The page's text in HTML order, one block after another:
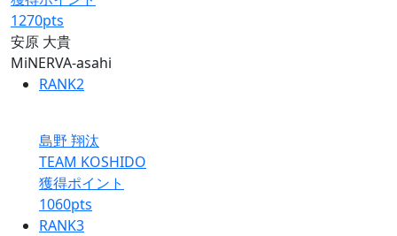
1270pts
安原 大貴
MiNERVA-asahi
RANK2
島野 翔汰
TEAM KOSHIDO
獲得ポイント
1060pts
RANK3